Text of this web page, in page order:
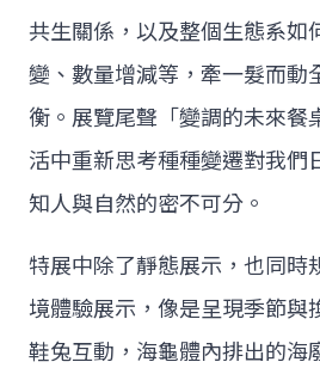
共生關係，以及整個生態系如
變、數量增減等，牽一髮而動
衡。展覽尾聲「變調的未來餐
活中重新思考種種變遷對我們
知人與自然的密不可分。
特展中除了靜態展示，也同時
境體驗展示，像是呈現季節與
鞋兔互動，海龜體內排出的海